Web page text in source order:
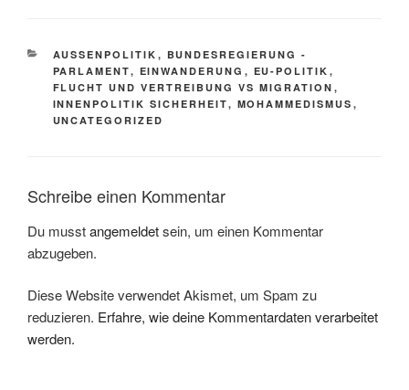
KATEGORIEN
AUSSENPOLITIK , BUNDESREGIERUNG -
PARLAMENT, EINWANDERUNG , EU-POLITIK ,
FLUCHT UND VERTREIBUNG VS MIGRATION ,
INNENPOLITIK SICHERHEIT, MOHAMMEDISMUS ,
UNCATEGORIZED
Schreibe einen Kommentar
Du musstangemeldetsein, um einen Kommentar
abzugeben.
Diese Website verwendet Akismet, um Spam zu
reduzieren. Erfahre, wie deine Kommentardaten verarbeitet
werden.